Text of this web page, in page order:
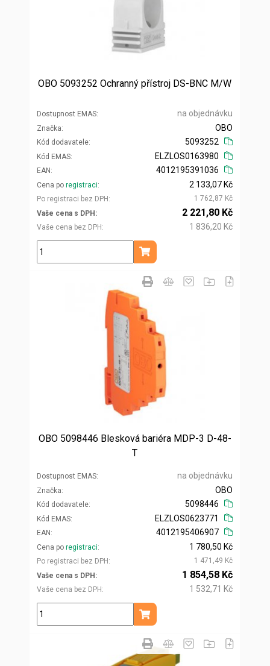
OBO 5093252 Ochranný přístroj DS-BNC M/W
Dostupnost EMAS na objednávku
Značka
Kód dodavatele
OBO
5093252
Kód EMAS
EAN
ELZLOS0163980
4012195391036
Cena po registraci
Po registraci bez DPH
2 133,07 Kč
1 762,87 Kč
Vaše cena s DPH
Vaše cena bez DPH
2 221,80 Kč
1 836,20 Kč
ks
Přidat do košíku
OBO 5098446 Blesková bariéra MDP-3 D-48-
T
Dostupnost EMAS na objednávku
Značka
Kód dodavatele
OBO
5098446
Kód EMAS
EAN
ELZLOS0623771
4012195406907
Cena po registraci
Po registraci bez DPH
1 780,50 Kč
1 471,49 Kč
Vaše cena s DPH
Vaše cena bez DPH
1 854,58 Kč
1 532,71 Kč
ks
Přidat do košíku